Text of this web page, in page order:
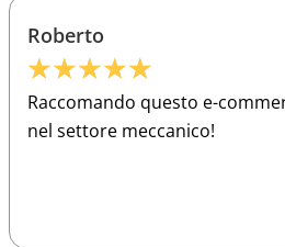
Roberto
★★★★★
Raccomando questo e-
nel settore meccanico!